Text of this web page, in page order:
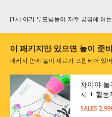
[1세 아기 부모님들이 자주 궁금해 하
이 패키지만 있으면 놀이 준
패키지 안에 놀이 재료가 포함되어 있
차이야
치 + 활동
SALES